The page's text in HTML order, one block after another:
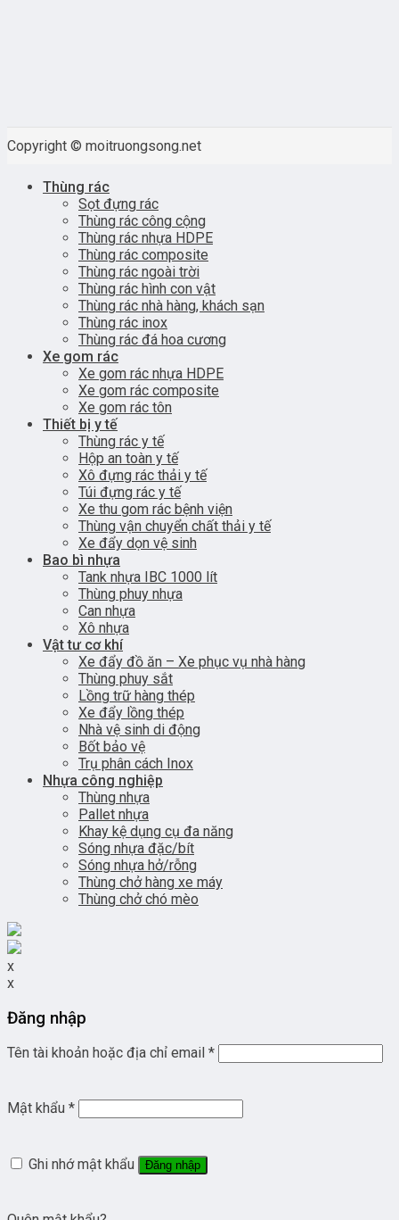
Copyright © moitruongsong.net
Thùng rác
Sọt đựng rác
Thùng rác công cộng
Thùng rác nhựa HDPE
Thùng rác composite
Thùng rác ngoài trời
Thùng rác hình con vật
Thùng rác nhà hàng, khách sạn
Thùng rác inox
Thùng rác đá hoa cương
Xe gom rác
Xe gom rác nhựa HDPE
Xe gom rác composite
Xe gom rác tôn
Thiết bị y tế
Thùng rác y tế
Hộp an toàn y tế
Xô đựng rác thải y tế
Túi đựng rác y tế
Xe thu gom rác bệnh viện
Thùng vận chuyển chất thải y tế
Xe đẩy dọn vệ sinh
Bao bì nhựa
Tank nhựa IBC 1000 lít
Thùng phuy nhựa
Can nhựa
Xô nhựa
Vật tư cơ khí
Xe đẩy đồ ăn – Xe phục vụ nhà hàng
Thùng phuy sắt
Lồng trữ hàng thép
Xe đẩy lồng thép
Nhà vệ sinh di động
Bốt bảo vệ
Trụ phân cách Inox
Nhựa công nghiệp
Thùng nhựa
Pallet nhựa
Khay kệ dụng cụ đa năng
Sóng nhựa đặc/bít
Sóng nhựa hở/rỗng
Thùng chở hàng xe máy
Thùng chở chó mèo
x
x
Đăng nhập
Tên tài khoản hoặc địa chỉ email *
Mật khẩu *
Ghi nhớ mật khẩu Đăng nhập